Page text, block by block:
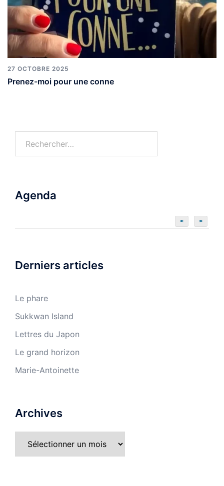
27 OCTOBRE 2025
Prenez-moi pour une conne
Agenda
< >
Derniers articles
Le phare
Sukkwan Island
Lettres du Japon
Le grand horizon
Marie-Antoinette
Archives